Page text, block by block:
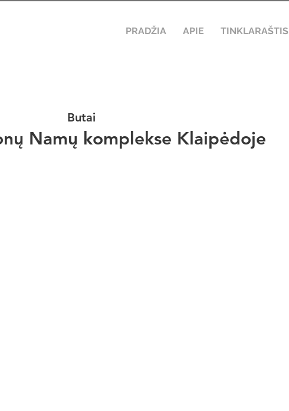
PRADŽIA APIE TINKLARAŠTIS
Butai
Namų komplekse Klaipėdoje